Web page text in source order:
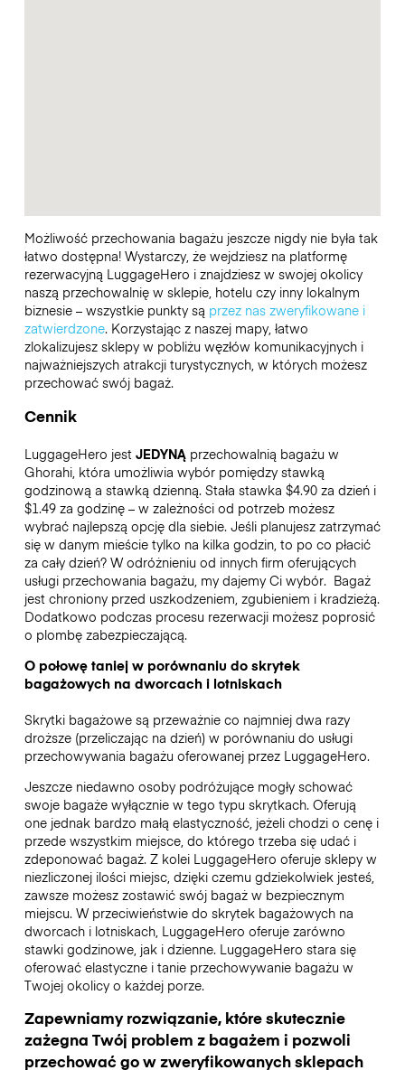
Możliwość przechowania bagażu jeszcze nigdy nie była tak
łatwo dostępna! Wystarczy, że wejdziesz na platformę
rezerwacyjną LuggageHero i znajdziesz w swojej okolicy
naszą przechowalnię w sklepie, hotelu czy inny lokalnym
biznesie – wszystkie punkty są przez nas zweryfikowane i
zatwierdzone. Korzystając z naszej mapy, łatwo
zlokalizujesz sklepy w pobliżu węzłów komunikacyjnych i
najważniejszych atrakcji turystycznych, w których możesz
przechować swój bagaż.
Cennik
LuggageHero jest JEDYNĄprzechowalnią bagażu w
Ghorahi, która umożliwia wybór pomiędzy stawką
godzinową a stawką dzienną. Stała stawka $4.90 za dzień i
$1.49 za godzinę – w zależności od potrzeb możesz
wybrać najlepszą opcję dla siebie. Jeśli planujesz zatrzymać
się w danym mieście tylko na kilka godzin, to po co płacić
za cały dzień? W odróżnieniu od innych firm oferujących
usługi przechowania bagażu, my dajemy Ci wybór. Bagaż
jest chroniony przed uszkodzeniem, zgubieniem i kradzieżą.
Dodatkowo podczas procesu rezerwacji możesz poprosić
o plombę zabezpieczającą.
O połowę taniej w porównaniu do skrytek
bagażowych na dworcach i lotniskach
Skrytki bagażowe są przeważnie co najmniej dwa razy
droższe (przeliczając na dzień) w porównaniu do usługi
przechowywania bagażu oferowanej przez LuggageHero.
Jeszcze niedawno osoby podróżujące mogły schować
swoje bagaże wyłącznie w tego typu skrytkach. Oferują
one jednak bardzo małą elastyczność, jeżeli chodzi o cenę i
przede wszystkim miejsce, do którego trzeba się udać i
zdeponować bagaż. Z kolei LuggageHero oferuje sklepy w
niezliczonej ilości miejsc, dzięki czemu gdziekolwiek jesteś,
zawsze możesz zostawić swój bagaż w bezpiecznym
miejscu. W przeciwieństwie do skrytek bagażowych na
dworcach i lotniskach, LuggageHero oferuje zarówno
stawki godzinowe, jak i dzienne. LuggageHero stara się
oferować elastyczne i tanie przechowywanie bagażu w
Twojej okolicy o każdej porze.
Zapewniamy rozwiązanie, które skutecznie
zażegna Twój problem z bagażem i pozwoli
przechować go w zweryfikowanych sklepach